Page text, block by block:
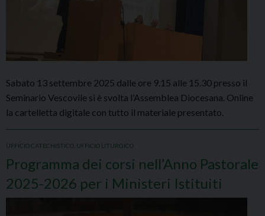
Sabato 13 settembre 2025 dalle ore 9.15 alle 15.30 presso il
Seminario Vescovile si è svolta l’Assemblea Diocesana. Online
la cartelletta digitale con tutto il materiale presentato.
UFFICIO CATECHISTICO UFFICIO LITURGICO
Programma dei corsi nell’Anno Pastorale
2025-2026 per i Ministeri Istituiti